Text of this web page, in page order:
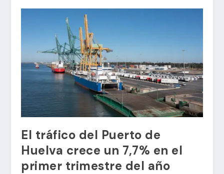
El tráfico del Puerto de
Huelva crece un 7,7% en el
primer trimestre del año